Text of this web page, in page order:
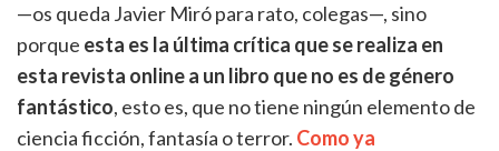
—os queda Javier Miró para rato, colegas—, sino
porque esta es la última crítica que se realiza en
esta revista online a un libro que no es de género
fantástico, esto es, que no tiene ningún elemento de
ciencia ficción, fantasía o terror. Como ya